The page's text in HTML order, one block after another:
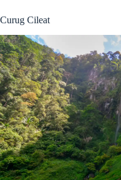
Curug Cileat